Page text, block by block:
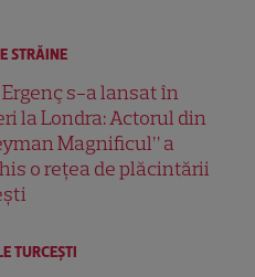
STRĂINE
s-a lansat în
la Londra: Actorul din
Magnificul” a
o rețea de plăcintării
TURCEŞTI